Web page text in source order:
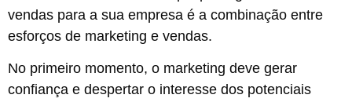
vendas para a sua empresa é a combinação entre
esforços de marketing e vendas.
No primeiro momento, o marketing deve gerar
confiança e despertar o interesse dos potenciais